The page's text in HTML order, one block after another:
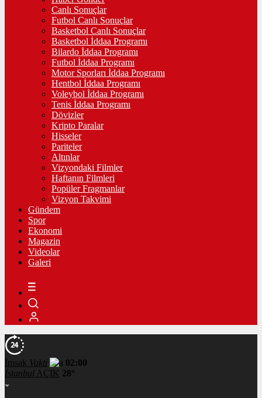
Canlı Sonuçlar
Futbol Canlı Sonuçlar
Basketbol Canlı Sonuçlar
Basketbol İddaa Programı
Bilardo İddaa Programı
Futbol İddaa Programı
Motor Sporları İddaa Programı
Hentbol İddaa Programı
Voleybol İddaa Programı
Tenis İddaa Programı
Dövizler
Kripto Paralar
Hisseler
Pariteler
Altınlar
Vizyondaki Filmler
Haftanın Filmleri
Popüler Fragmanlar
Vizyon Takvimi
Gündem
Spor
Ekonomi
Magazin
Videolar
Galeri
İmsak Vakti
02:00
İstanbul AÇIK 28°